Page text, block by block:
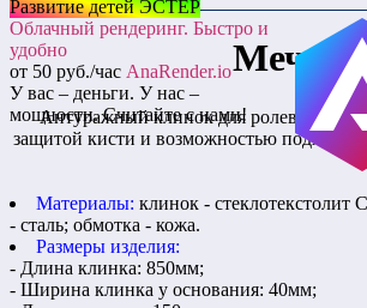
Меч
Антуражный клинок для ролевых игр,
защитой кисти и возможностью подхвата
Материалы: клинок -
- сталь; обмотка - кожа.
Размеры изделия:
- Длина клинка: 850мм;
- Ширина клинка у основания: 40мм;
Развитие детей ЭСТЕР
Облачный рендеринг. Быстро и
удобно
от 50 руб./час AnaRender.io
У вас – деньги. У нас –
мощности. Считайте с нами!